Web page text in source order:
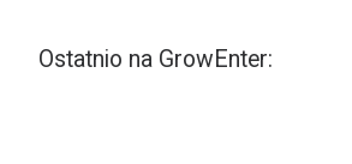
Ostatnio na GrowEnter: